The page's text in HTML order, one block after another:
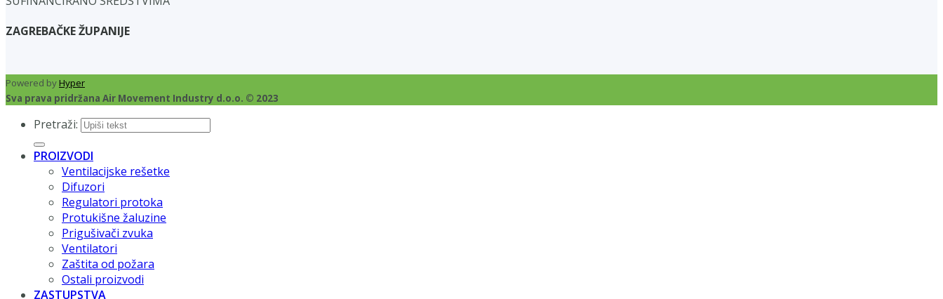
ZAGREBAČKE ŽUPANIJE
Powered byHyper
Sva prava pridržana Air Movement Industry d.o.o. © 2023
Pretraži:
PROIZVODI
Ventilacijske rešetke
Difuzori
Regulatori protoka
Protukišne žaluzine
Prigušivači zvuka
Ventilatori
Zaštita od požara
Ostali proizvodi
ZASTUPSTVA